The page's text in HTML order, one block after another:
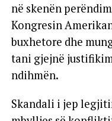
në skenën
Kongresin
buxhetore dhe
tani gjejnë
ndihmën.
Skandali i jep